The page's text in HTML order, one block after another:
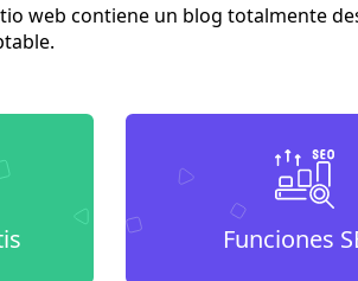
web contiene un blog totalmente
Funciones